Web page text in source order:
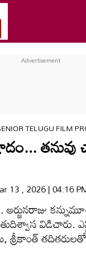
TELUGU FILM
13 , 2026 | 04:16
విడిచారు.
శ్రీకాంత్ తదితరులతో